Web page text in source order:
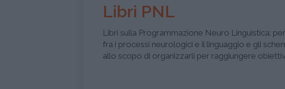
Libri PNL
Libri sulla Programmazione Neuro Linguistica:
fra i processi neurologici e il linguaggio e gli
allo scopo di organizzarli per raggiungere